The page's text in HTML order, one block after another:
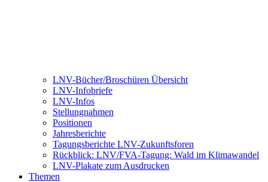
LNV-Bücher/Broschüren Übersicht
LNV-Infobriefe
LNV-Infos
Stellungnahmen
Positionen
Jahresberichte
Tagungsberichte LNV-Zukunftsforen
Rückblick: LNV/FVA-Tagung: Wald im Klimawandel
LNV-Plakate zum Ausdrucken
Themen